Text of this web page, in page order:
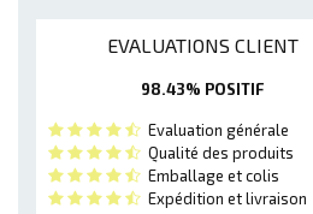
EVALUATIONS CLIENT
98.43% POSITIF
Evaluation générale
Qualité des produits
Emballage et colis
Expédition et livraison